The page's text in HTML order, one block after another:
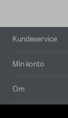
Bunntekst
Kundeservice
Min konto
Om